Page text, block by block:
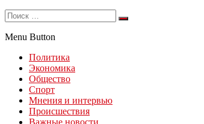
Menu Button
Политика
Экономика
Общество
Спорт
Мнения и интервью
Происшествия
Важные новости